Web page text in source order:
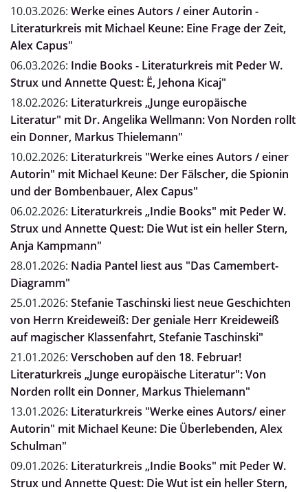
10.03.2026: Werke eines Autors / einer Autorin -
Literaturkreis mit Michael Keune: Eine Frage der Zeit,
Alex Capus"
06.03.2026: Indie Books - Literaturkreis mit Peder W.
Strux und Annette Quest: Ë, Jehona Kicaj"
18.02.2026: Literaturkreis „Junge europäische
Literatur" mit Dr. Angelika Wellmann: Von Norden rollt
ein Donner, Markus Thielemann"
10.02.2026: Literaturkreis "Werke eines Autors / einer
Autorin" mit Michael Keune: Der Fälscher, die Spionin
und der Bombenbauer, Alex Capus"
06.02.2026: Literaturkreis „Indie Books" mit Peder W.
Strux und Annette Quest: Die Wut ist ein heller Stern,
Anja Kampmann"
28.01.2026: Nadia Pantel liest aus "Das Camembert-
Diagramm"
25.01.2026: Stefanie Taschinski liest neue Geschichten
von Herrn Kreideweiß: Der geniale Herr Kreideweiß
auf magischer Klassenfahrt, Stefanie Taschinski"
21.01.2026: Verschoben auf den 18. Februar!
Literaturkreis „Junge europäische Literatur": Von
Norden rollt ein Donner, Markus Thielemann"
13.01.2026: Literaturkreis "Werke eines Autors/ einer
Autorin" mit Michael Keune: Die Überlebenden, Alex
Schulman"
09.01.2026: Literaturkreis „Indie Books" mit Peder W.
Strux und Annette Quest: Die Wut ist ein heller Stern,